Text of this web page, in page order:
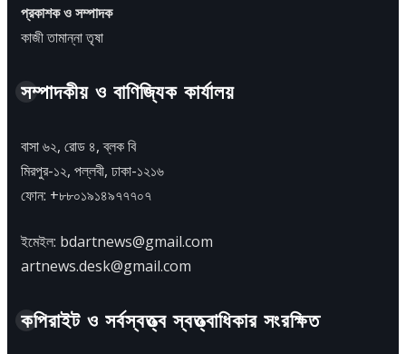
প্রকাশক ও সম্পাদক
কাজী তামান্না তৃষা
সম্পাদকীয় ও বাণিজ্যিক কার্যালয়
বাসা ৬২, রোড ৪, ব্লক বি
মিরপুর-১২, পল্লবী, ঢাকা-১২১৬
ফোন: +৮৮০১৯১৪৯৭৭৭০৭
ইমেইল: bdartnews@gmail.com
artnews.desk@gmail.com
কপিরাইট ও সর্বস্বত্ত্ব স্বত্ত্বাধিকার সংরক্ষিত